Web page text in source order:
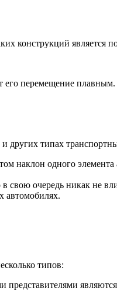
конструкций является
его перемещение
других типах
наклон одного
свою очередь никак не
автомобилях.
типов:
представителями